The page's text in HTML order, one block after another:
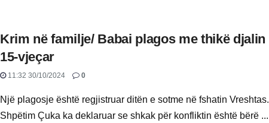
Krim në familje/ Babai plagos me thikë djalin
15-vjeçar
11:32 30/10/2024 0
Një plagosje është regjistruar ditën e sotme në fshatin Vreshtas.
Shpëtim Çuka ka deklaruar se shkak për konfliktin është bërë ...